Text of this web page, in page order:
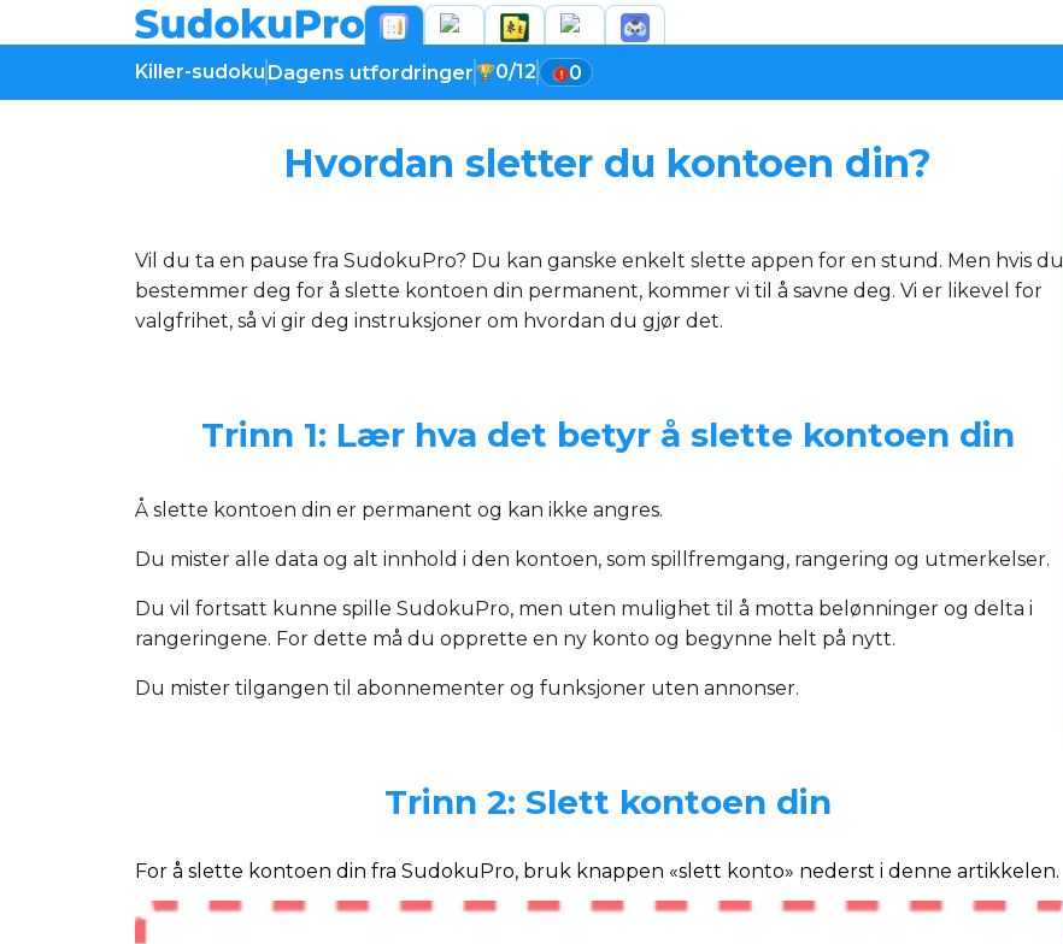
Killer-sudoku Dagens utfordringer 0/12 0
Hvordan sletter du kontoen din?
Vil du ta en pause fra SudokuPro? Du kan ganske enkelt slette appen for en stund. Men hvis du
bestemmer deg for å slette kontoen din permanent, kommer vi til å savne deg. Vi er likevel for
valgfrihet, så vi gir deg instruksjoner om hvordan du gjør det.
Trinn 1: Lær hva det betyr å slette kontoen din
Å slette kontoen din er permanent og kan ikke angres.
Du mister alle data og alt innhold i den kontoen, som spillfremgang, rangering og utmerkelser.
Du vil fortsatt kunne spille SudokuPro, men uten mulighet til å motta belønninger og delta i
rangeringene. For dette må du opprette en ny konto og begynne helt på nytt.
Du mister tilgangen til abonnementer og funksjoner uten annonser.
Trinn 2: Slett kontoen din
For å slette kontoen din fra SudokuPro, bruk knappen «slett konto» nederst i denne artikkelen.